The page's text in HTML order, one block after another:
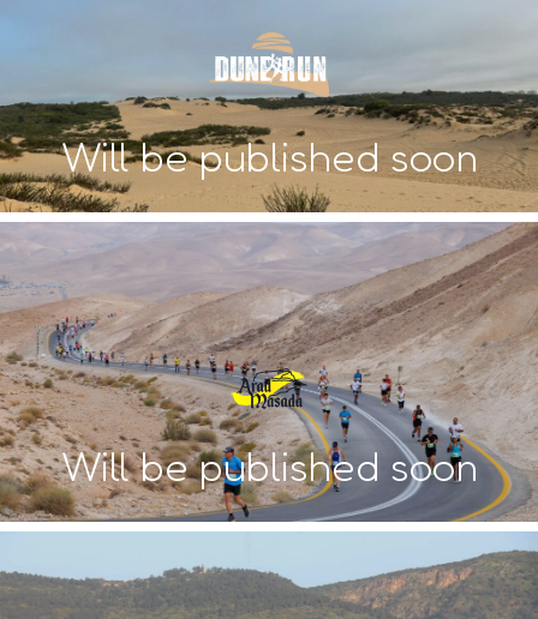
Will be published soon
Will be published soon